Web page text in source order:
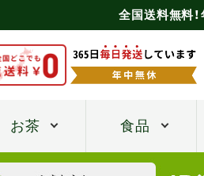
全国送料無料
お茶 食品